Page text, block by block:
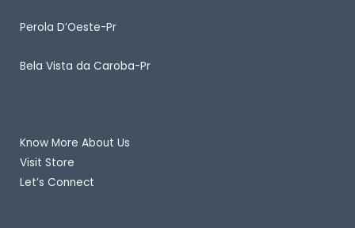
Perola D’Oeste-Pr
Bela Vista da Caroba-Pr
Know More About Us
Visit Store
Let’s Connect